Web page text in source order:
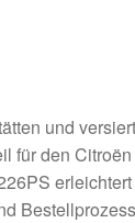
und
für den